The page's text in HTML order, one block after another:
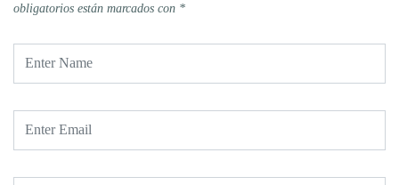
obligatorios están marcados con *